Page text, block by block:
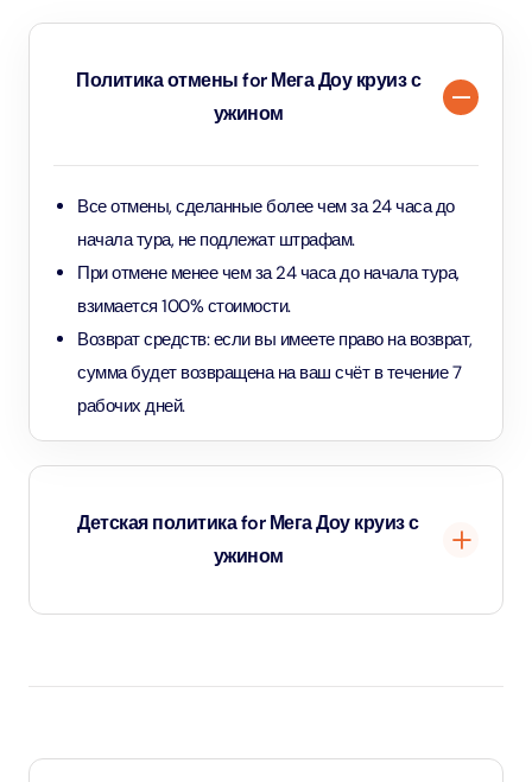
Политика отмены for Мега Доу круиз с
ужином
Все отмены, сделанные более чем за 24 часа до
начала тура, не подлежат штрафам.
При отмене менее чем за 24 часа до начала тура,
взимается 100% стоимости.
Возврат средств: если вы имеете право на возврат,
сумма будет возвращена на ваш счёт в течение 7
рабочих дней.
Детская политика for Мега Доу круиз с
ужином